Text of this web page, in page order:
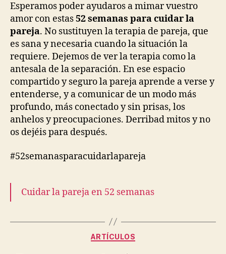
Esperamos poder ayudaros a mimar vuestro
amor con estas52 semanas para cuidar la
pareja. No sustituyen la terapia de pareja, que
es sana y necesaria cuando la situación la
requiere. Dejemos de ver la terapia como la
antesala de la separación. En ese espacio
compartido y seguro la pareja aprende a verse y
entenderse, y a comunicar de un modo más
profundo, más conectado y sin prisas, los
anhelos y preocupaciones. Derribad mitos y no
os dejéis para después.
#52semanasparacuidarlapareja
Cuidar la pareja en 52 semanas
ARTÍCULOS